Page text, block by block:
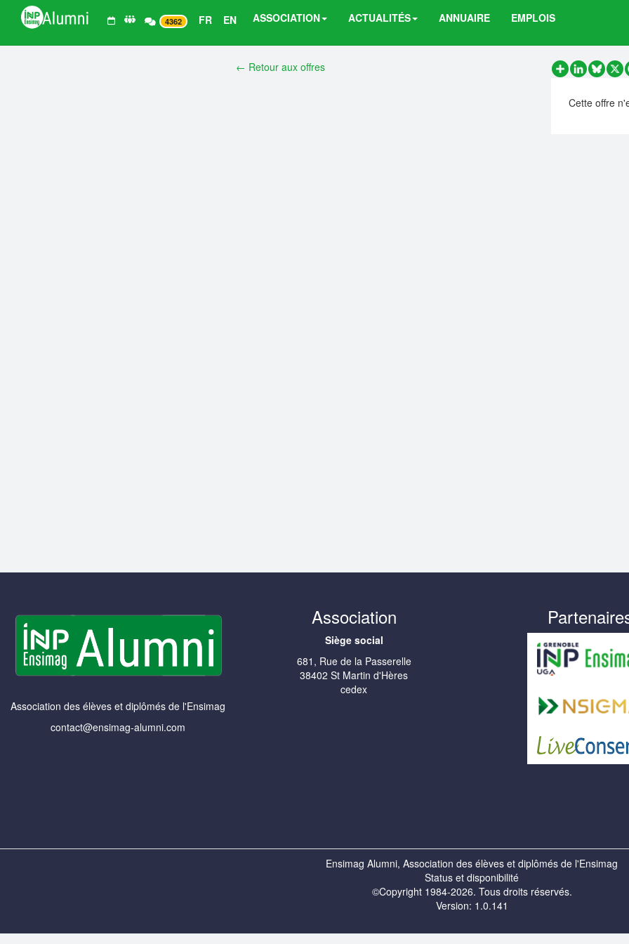
4362 FR EN ASSOCIATION ACTUALITÉS ANNUAIRE EMPLOIS
← Retour aux offres
PartagerLinkedInX
Cette offre
Association des élèves et diplômés de l'Ensimag
contact@ensimag-alumni.com
Association
Siège social
681, Rue de la Passerelle
38402 St Martin d'Hères
cedex
Ensimag Alumni, Association des élèves et diplômés de l'Ensimag
Status et disponibilité
©Copyright 1984-2026. Tous droits réservés.
Version: 1.0.141